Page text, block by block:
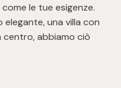
le tue esigenze.
una villa con
abbiamo ciò